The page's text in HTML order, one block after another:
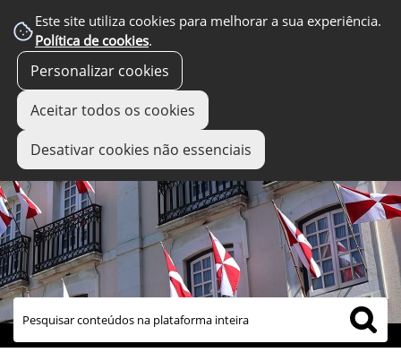
Este site utiliza cookies para melhorar a sua experiência.
Política de cookies.
Personalizar cookies
Aceitar todos os cookies
Desativar cookies não essenciais
links úteis